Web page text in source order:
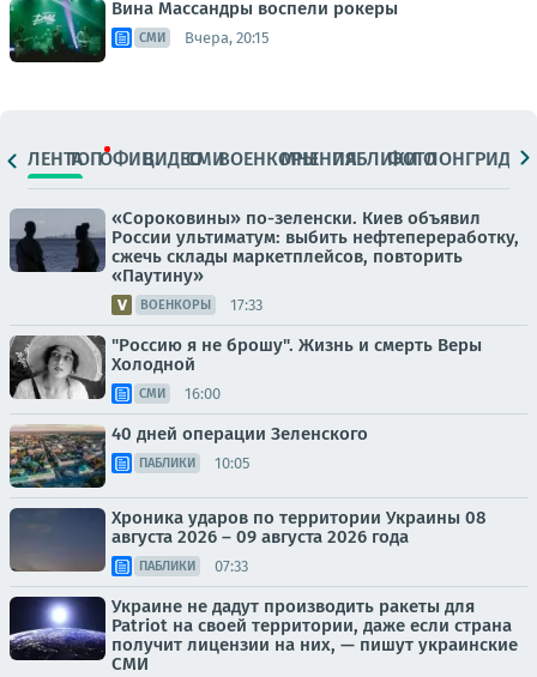
Вина Массандры воспели рокеры
СМИ Вчера, 20:15
ЛЕНТАТОПОФИЦ.ВИДЕОСМИВОЕНКОРЫМНЕНИЯПАБЛИКИ
ФОТОЛОНГРИДЫ
«Сороковины» по-зеленски. Киев объявил
России ультиматум: выбить нефтепереработку,
сжечь склады маркетплейсов, повторить
«Паутину»
ВОЕНКОРЫ 17:33
"Россию я не брошу". Жизнь и смерть Веры
Холодной
СМИ 16:00
40 дней операции Зеленского
ПАБЛИКИ 10:05
Хроника ударов по территории Украины 08
августа 2026 – 09 августа 2026 года
ПАБЛИКИ 07:33
Украине не дадут производить ракеты для
Patriot на своей территории, даже если страна
получит лицензии на них, — пишут украинские
СМИ